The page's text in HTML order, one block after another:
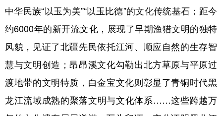
中华民族“以玉为美”“以玉比德”的文化传统基石；距今
约6000年的新开流文化，展现了早期渔猎文明的独特
风貌，见证了北疆先民依托江河、顺应自然的生存智
慧与文明创造；昂昂溪文化勾勒出北方草原与平原过
渡地带的文明特质，白金宝文化则彰显了青铜时代黑
龙江流域成熟的聚落文明与文化体系……这些跨越万